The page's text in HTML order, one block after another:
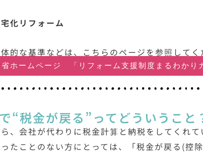
化リフォーム
的な基準などは、こちらのページを参照してく
ホームページ 「リフォーム支援制度まるわかり
“税金が戻る”ってどういうこと
、会社が代わりに税金計算と納税をしてくれて
たことのない方にとっては、「税金が戻る(控